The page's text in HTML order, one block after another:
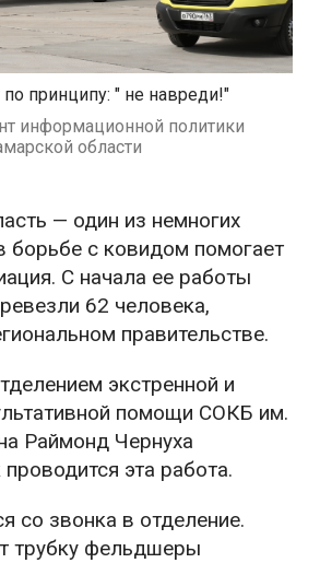
принципу: " не навреди!"
информационной политики
области
— один из немногих
борьбе с ковидом помогает
С начала ее работы
62 человека,
правительстве.
экстренной и
помощи СОКБ им.
Раймонд Чернуха
эта работа.
со звонка в отделение.
трубку фельдшеры